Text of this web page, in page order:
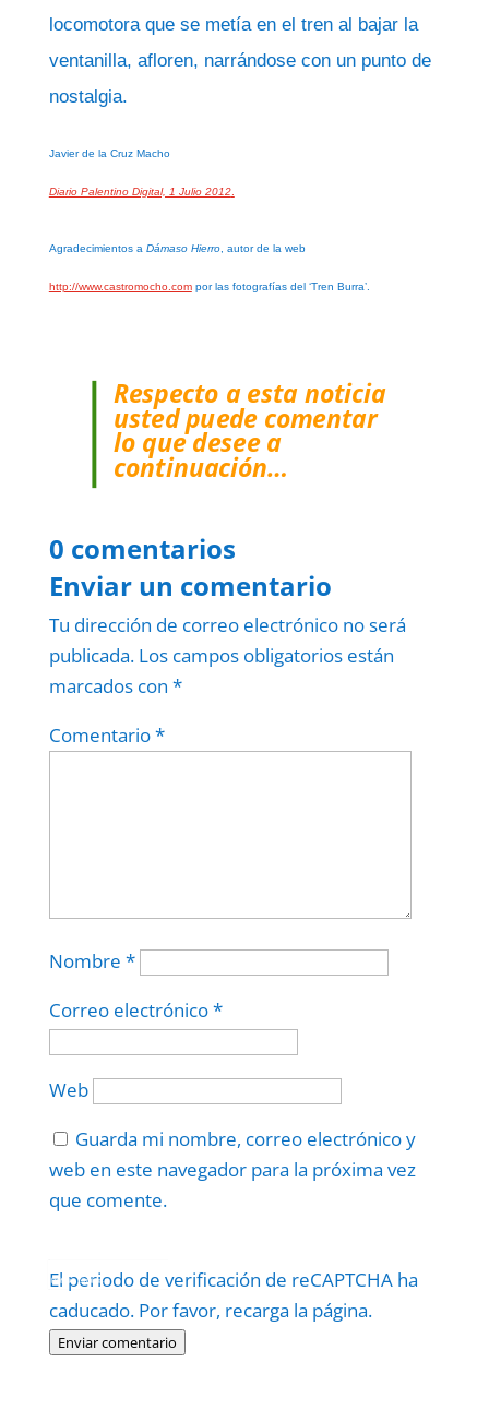
locomotora que se metía en el tren al bajar la
ventanilla, afloren, narrándose con un punto de
nostalgia.
Javier de la Cruz Macho
Diario Palentino Digital, 1 Julio 2012.
Agradecimientos a Dámaso Hierro, autor de la web
http://www.castromocho.compor las fotografías del ‘Tren Burra’.
Respecto a esta noticia
usted puede comentar
lo que desee a
continuación…
0 comentarios
Enviar un comentario
Tu dirección de correo electrónico no será
publicada. Los campos obligatorios están
marcados con *
Comentario*
Nombre *
Correo electrónico*
Web
Guarda mi nombre, correo electrónico y
web en este navegador para la próxima vez
que comente.
El periodo de verificación de reCAPTCHA ha
caducado. Por favor, recarga la página.
Enviar comentario
Politica–Términos.